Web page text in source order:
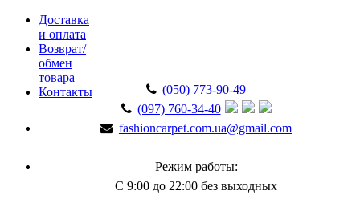
Доставка
и оплата
Возврат/
обмен
товара
Контакты
(050) 773-90-49
(097) 760-34-40
fashioncarpet.com.ua@gmail.com
Режим работы:
С 9:00 до 22:00 без выходных